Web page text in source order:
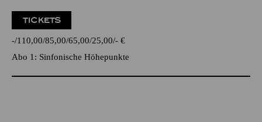
TICKETS
- 110,00 85,00 65,00 25,00 - €
Abo 1: Sinfonische Höhepunkte